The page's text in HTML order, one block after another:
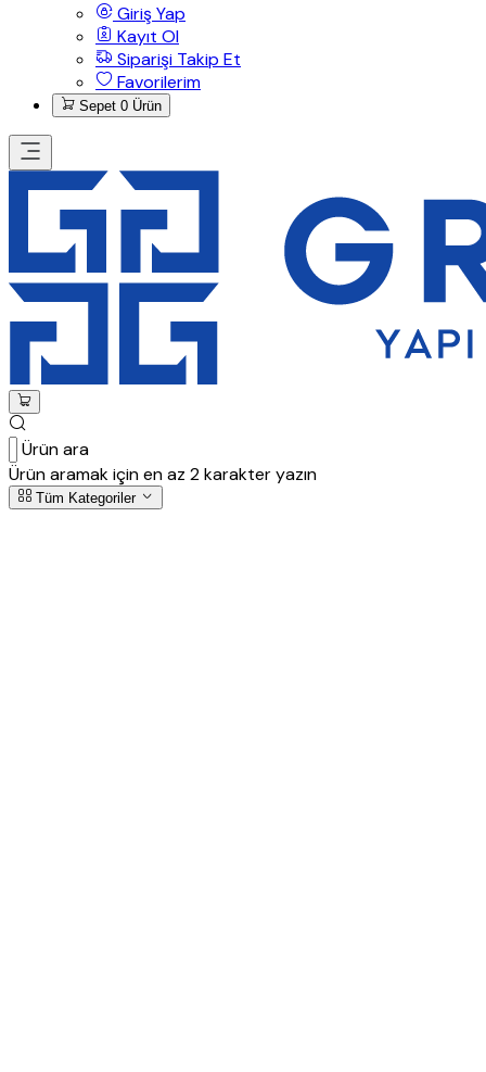
Giriş Yap
Kayıt Ol
Siparişi Takip Et
Favorilerim
Sepet 0 Ürün
Ürün ara
Ürün aramak için en az 2 karakter yazın
Tüm Kategoriler